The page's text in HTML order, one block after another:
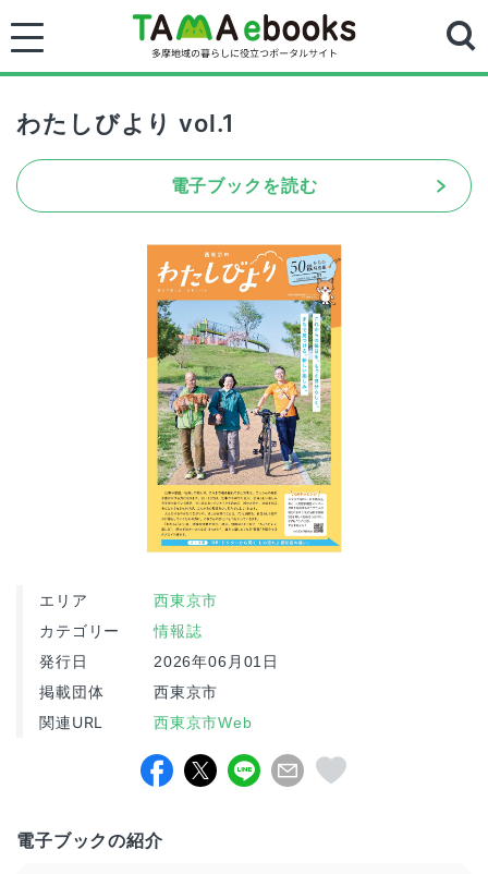
わたしびより vol.1
電子ブックを読む
エリア 西東京市
カテゴリー 情報誌
発行日 2026年06月01日
掲載団体 西東京市
関連URL 西東京市Web
電子ブックの紹介